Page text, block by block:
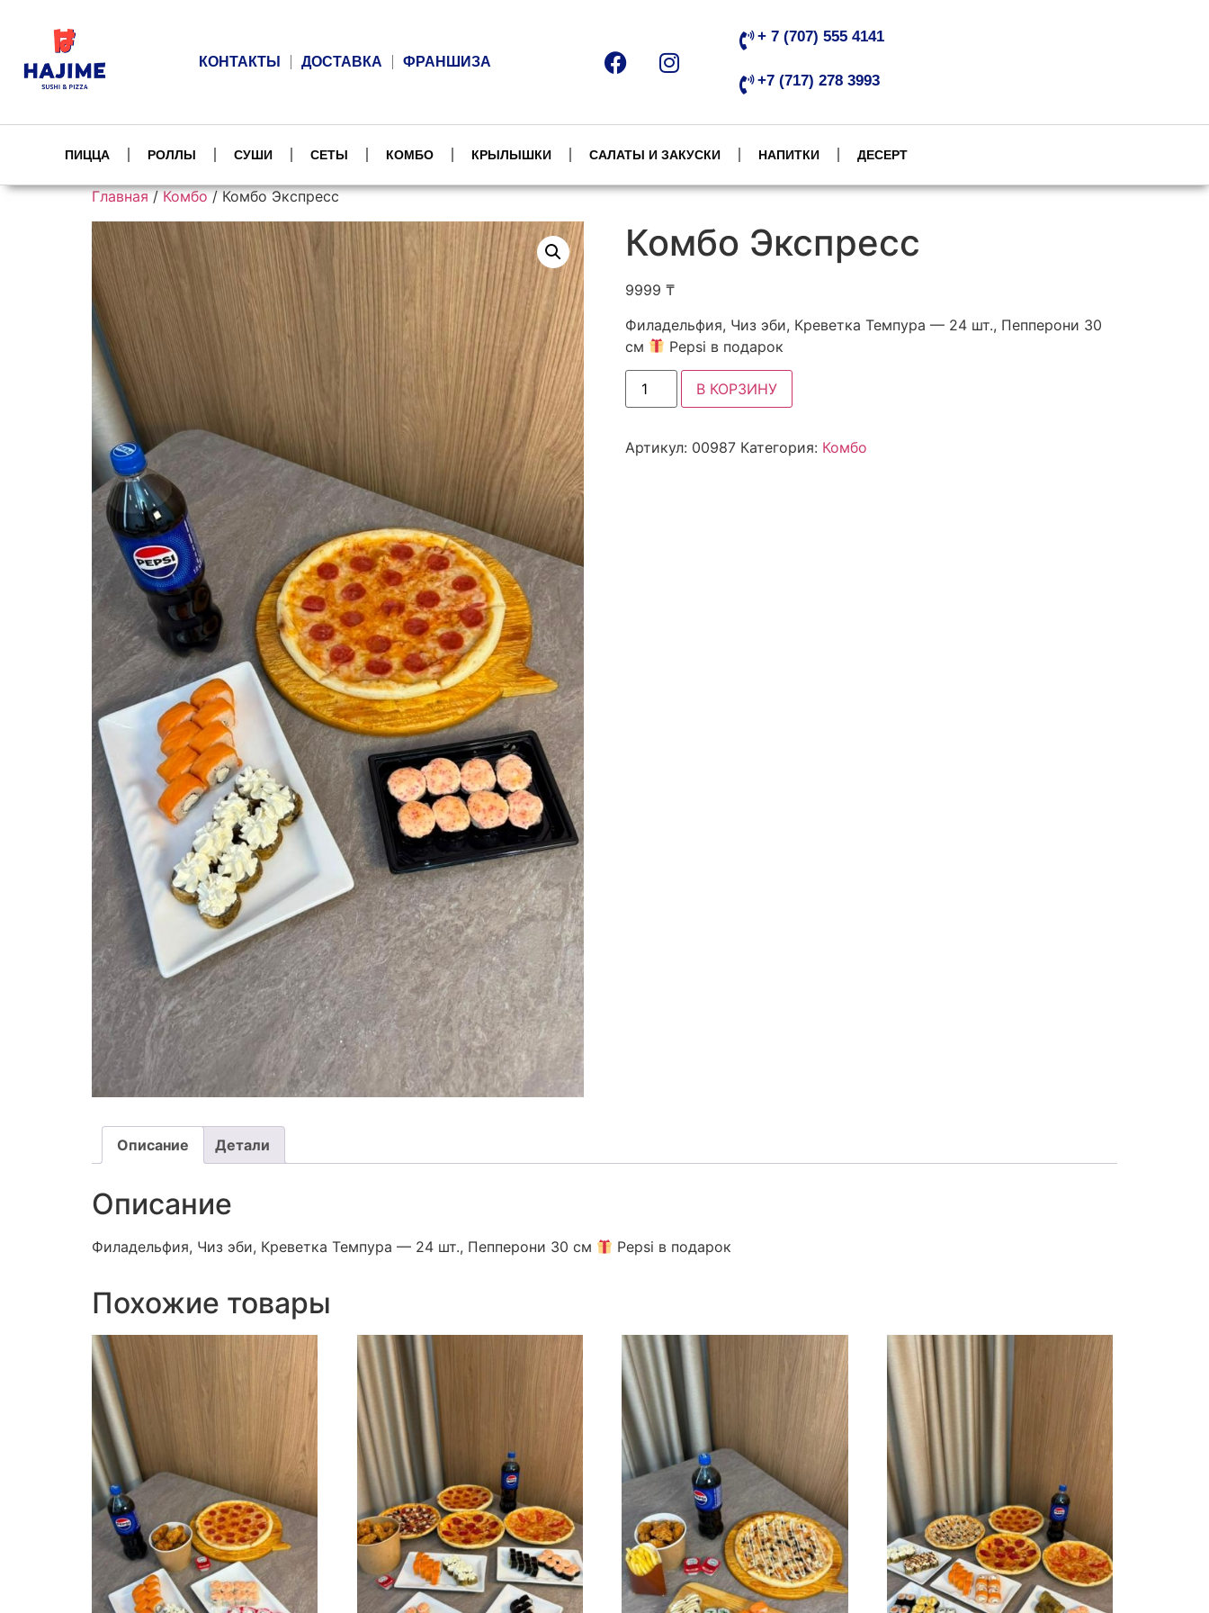
КОНТАКТЫ ДОСТАВКА ФРАНШИЗА
+ 7 (707) 555 4141
+7 (717) 278 3993
ПИЦЦА РОЛЛЫ СУШИ СЕТЫ КОМБО КРЫЛЫШКИ САЛАТЫ И ЗАКУСКИ НАПИТКИ ДЕСЕРТ
Главная/Комбо/ Комбо Экспресс
Комбо Экспресс
9999 ₸
Филадельфия, Чиз эби, Креветка Темпура — 24 шт., Пепперони 30
см
Pepsi в подарок
В КОРЗИНУ
Артикул: 00987 Категория: Комбо
Описание Детали
Описание
Филадельфия, Чиз эби, Креветка Темпура — 24 шт., Пепперони 30 см Pepsi в подарок
Похожие товары